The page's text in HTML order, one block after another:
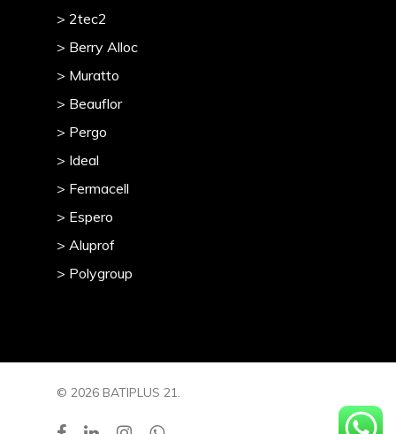
> 2tec2
> Berry Alloc
> Muratto
> Beauflor
> Pergo
> Ideal
> Fermacell
> Espero
> Aluprof
> Polygroup
© 2026 BATIPLUS 21.